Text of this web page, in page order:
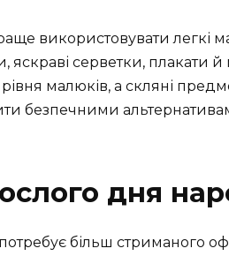
використовувати легкі
серветки, плакати й
малюків, а скляні
безпечними
дня
більш стриманого